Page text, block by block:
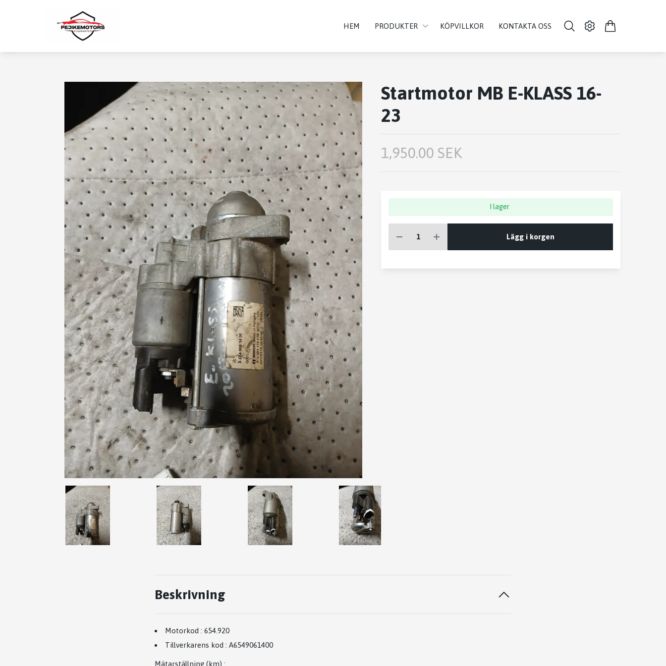
HEM PRODUKTER KÖPVILLKOR KONTAKTA OSS
Startmotor MB E-KLASS 16-
23
1,950.00 SEK
I lager
Lägg i korgen
Beskrivning
Motorkod : 654.920
Tillverkarens kod : A6549061400
Mätarställning (km) :